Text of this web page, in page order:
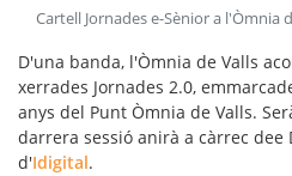
Cartell Jornades e-Sènior a l'Òmnia
D'una banda, l'Òmnia de Valls
xerrades Jornades 2.0,
anys del Punt Òmnia de Valls.
darrera sessió anirà a càrrec
d'Idigital.